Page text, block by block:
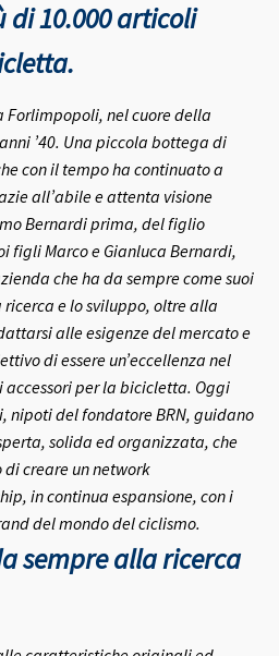
10.000 articoli
Forlimpopoli, nel cuore della
’40. Una piccola bottega di
con il tempo ha continuato a
all’abile e attenta visione
Bernardi prima, del figlio
figli Marco e Gianluca Bernardi,
che ha da sempre come suoi
e lo sviluppo, oltre alla
alle esigenze del mercato e
di essere un’eccellenza nel
per la bicicletta. Oggi
nipoti del fondatore BRN, guidano
solida ed organizzata, che
creare un network
in continua espansione, con i
del mondo del ciclismo.
sempre alla ricerca